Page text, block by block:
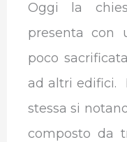
Oggi la
presenta con
poco
ad altri edifici.
stessa si
composto da